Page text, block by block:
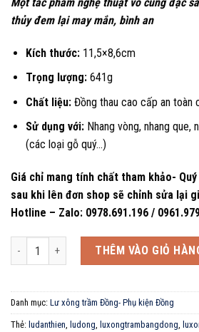
là:
780.000 ₫.
tại
là:
thủy đem lại may mắn, bình an
Kích thước: 11,5×8,6cm
Trọng lượng:641g
Chất liệu: Đồng thau cao cấp an toàn
Sử dụng với:Nhang vòng, nhang que,
(các loại gỗ quý…)
Giá chỉ mang tính chất tham khảo-
sau khi lên đơn shop sẽ chỉnh sửa lại
Hotline – Zalo: 0978.691.196 /
Lư Đồng Đàn Thiên - Bảo Tháp 3 Tầng Xông
THÊM VÀO GIỎ
Danh mục: Lư xông trầm Đồng- Phụ kiện Đồng
Thẻ: ludanthien ludong luxongtrambangdong